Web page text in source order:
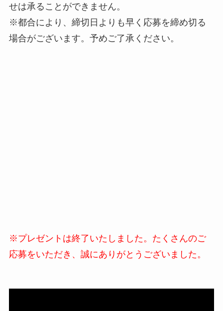
せは承ることができません。
※都合により、締切日よりも早く応募を締め切る
場合がございます。予めご了承ください。
※プレゼントは終了いたしました。たくさんのご
応募をいただき、誠にありがとうございました。